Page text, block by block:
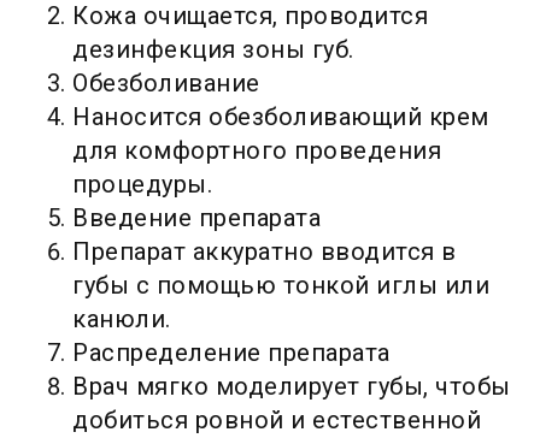
Кожа очищается, проводится
дезинфекция зоны губ.
Обезболивание
Наносится обезболивающий крем
для комфортного проведения
процедуры.
Введение препарата
Препарат аккуратно вводится в
губы с помощью тонкой иглы или
канюли.
Распределение препарата
Врач мягко моделирует губы, чтобы
добиться ровной и естественной